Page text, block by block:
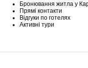
Бронювання житла у
Прямі контакти
Відгуки по готелях
Активні тури